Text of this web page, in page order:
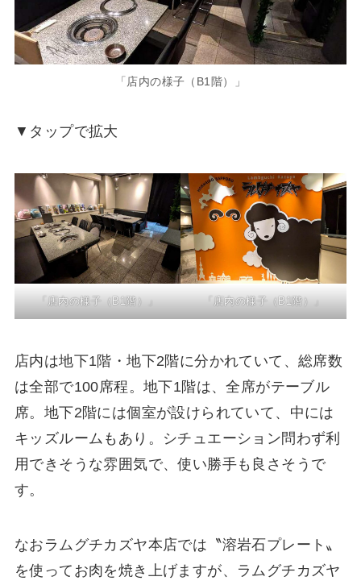
「店内の様子（B1階）」
▼タップで拡大
「店内の様子（B1階）」 「店内の様子（B1階）」
店内は地下1階・地下2階に分かれていて、総席数
は全部で100席程。地下1階は、全席がテーブル
席。地下2階には個室が設けられていて、中には
キッズルームもあり。シチュエーション問わず利
用できそうな雰囲気で、使い勝手も良さそうで
す。
なおラムグチカズヤ本店では〝溶岩石プレート〟
を使ってお肉を焼き上げますが、ラムグチカズヤ